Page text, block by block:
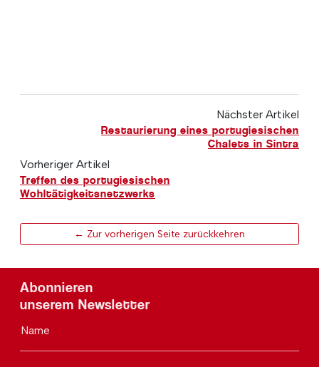
Nächster Artikel
Restaurierung eines portugiesischen
Chalets in Sintra
Vorheriger Artikel
Treffen des portugiesischen
Wohltätigkeitsnetzwerks
← Zur vorherigen Seite zurückkehren
Abonnieren
unserem Newsletter
Name